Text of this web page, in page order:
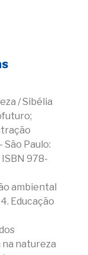
/ Sibélia
São Paulo:
978-
ambiental
Educação
na natureza